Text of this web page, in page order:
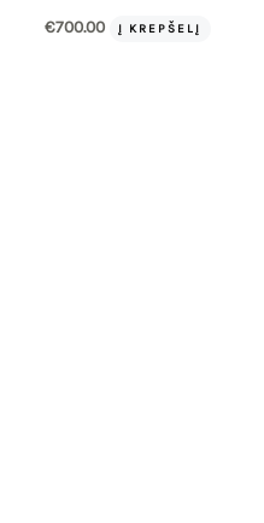
€700.00 Į KREPŠELĮ